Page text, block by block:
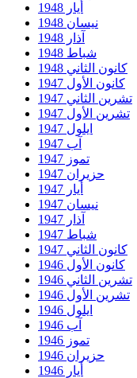
أيار 1948
نيسان 1948
آذار 1948
شباط 1948
كانون الثاني 1948
كانون الأول 1947
تشرين الثاني 1947
تشرين الأول 1947
ايلول 1947
آب 1947
تموز 1947
حزيران 1947
أيار 1947
نيسان 1947
آذار 1947
شباط 1947
كانون الثاني 1947
كانون الأول 1946
تشرين الثاني 1946
تشرين الأول 1946
ايلول 1946
آب 1946
تموز 1946
حزيران 1946
أيار 1946